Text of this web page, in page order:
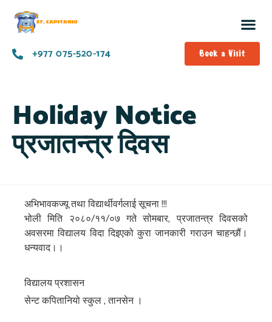
+977 075-520-174 Book a Visit
Holiday Notice
प्रजातन्त्र दिवस
अभिभावकज्यू तथा विद्यार्थीवर्गलाई सूचना !!!
भोली मिति २०८०/११/०७ गते सोमबार, प्रजातन्त्र दिवसको
अवसरमा विद्यालय विदा दिइएको कुरा जानकारी गराउन चाहन्छौं।
धन्यवाद।।
विद्यालय प्रशासन
सेन्ट कपितानियो स्कुल , तानसेन ।